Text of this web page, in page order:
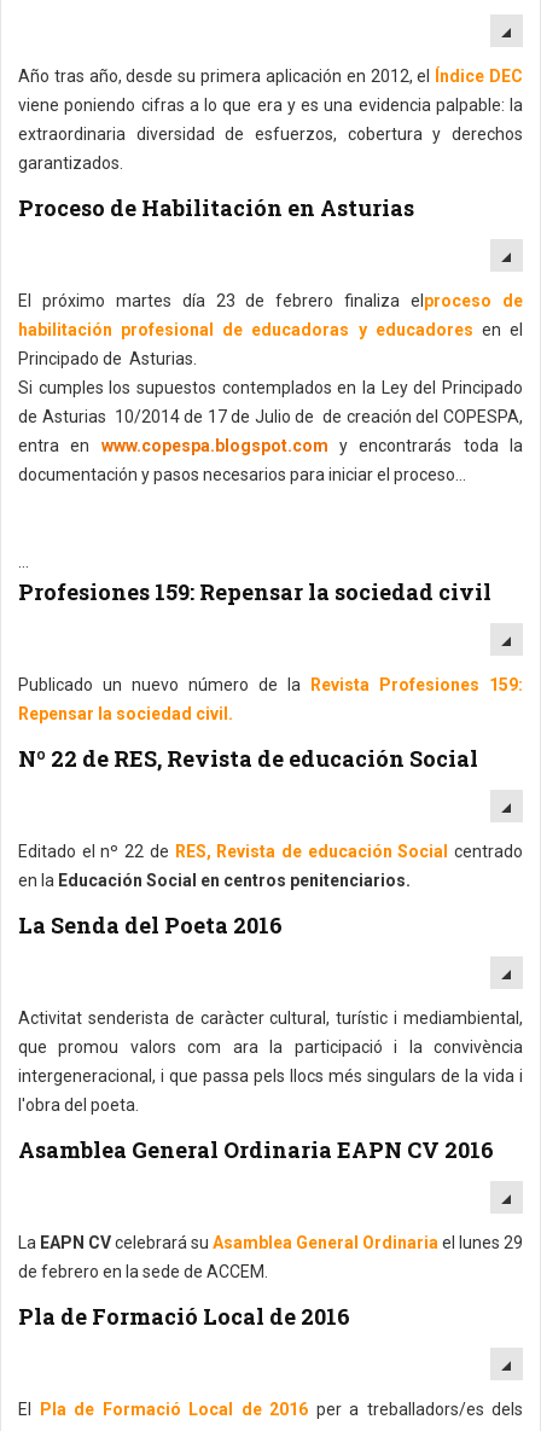
Año tras año, desde su primera aplicación en 2012, el
Índice DEC
viene poniendo cifras a lo que era y es una evidencia palpable: la
extraordinaria diversidad de esfuerzos, cobertura y derechos
garantizados.
Proceso de Habilitación en Asturias
El próximo martes día 23 de febrero finaliza el proceso de
habilitación profesional de educadoras y educadores en el
Principado de Asturias.
Si cumples los supuestos contemplados en la Ley del Principado
de Asturias 10/2014 de 17 de Julio de de creación del COPESPA,
entra en www.copespa.blogspot.com y encontrarás toda la
documentación y pasos necesarios para iniciar el proceso...
Profesiones 159: Repensar la sociedad civil
Publicado un nuevo número de la
Revista Profesiones 159:
Repensar la sociedad civil.
Nº 22 de RES, Revista de educación Social
Editado el nº 22 de RES, Revista de educación Social
centrado
en la Educación Social en centros penitenciarios.
La Senda del Poeta 2016
Activitat senderista de caràcter cultural, turístic i mediambiental,
que promou valors com ara la participació i la convivència
intergeneracional, i que passa pels llocs més singulars de la vida i
l'obra del poeta.
Asamblea General Ordinaria EAPN CV 2016
La EAPN CVcelebrará su Asamblea General Ordinaria el lunes 29
de febrero en la sede de ACCEM.
Pla de Formació Local de 2016
El Pla de Formació Local de 2016 per a treballadors/es dels